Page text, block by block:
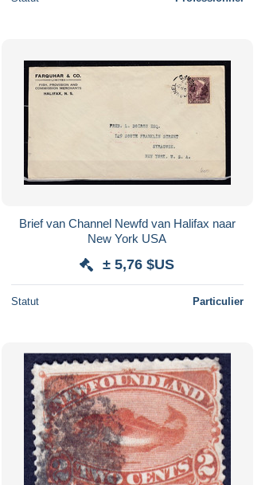
Brief van Channel Newfd van Halifax naar
New York USA
± 5,76 $US
Statut Particulier